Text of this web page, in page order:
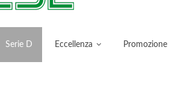
Serie D Eccellenza Promozione